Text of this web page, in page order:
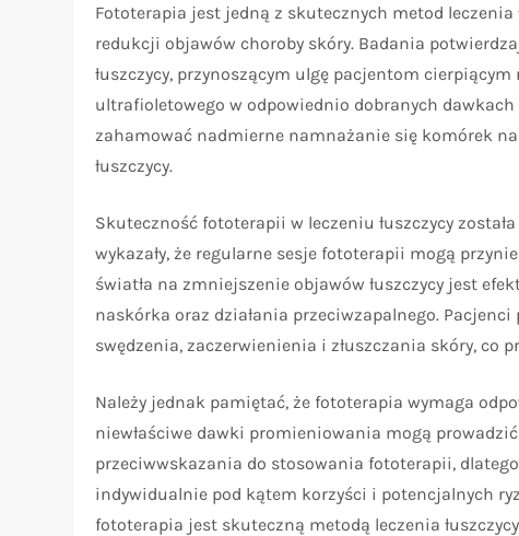
Fototerapia jest jedną z skutecznych metod
redukcji objawów choroby skóry. Badania
łuszczycy, przynoszącym ulgę pacjentom
ultrafioletowego w odpowiednio dobranych
zahamować nadmierne namnażanie się komórek
łuszczycy.
Skuteczność fototerapii w leczeniu łuszczycy
wykazały, że regularne sesje fototerapii mogą
światła na zmniejszenie objawów łuszczycy jest
naskórka oraz działania przeciwzapalnego.
swędzenia, zaczerwienienia i złuszczania skóry, co
Należy jednak pamiętać, że fototerapia wymaga
niewłaściwe dawki promieniowania mogą
przeciwwskazania do stosowania fototerapii,
indywidualnie pod kątem korzyści i potencjalnych
fototerapia jest skuteczną metodą leczenia